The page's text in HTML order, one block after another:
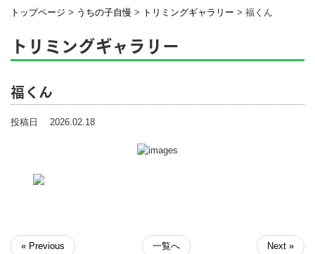
トップページ > うちの子自慢 > トリミングギャラリー > 福くん
トリミングギャラリー
福くん
投稿日 2026.02.18
« Previous 一覧へ Next »